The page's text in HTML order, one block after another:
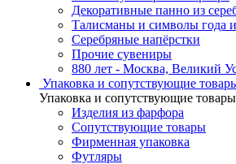
Декоративные панно из
Талисманы и символы года
Серебряные напёрстки
Прочие сувениры
880 лет - Москва, Великий
Упаковка и сопутствующие
Упаковка и сопутствующие товары
Изделия из фарфора
Сопутствующие товары
Фирменная упаковка
Футляры